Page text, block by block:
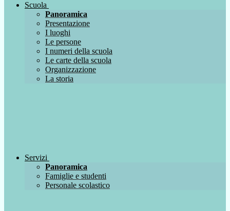
Scuola
Panoramica
Presentazione
I luoghi
Le persone
I numeri della scuola
Le carte della scuola
Organizzazione
La storia
Servizi
Panoramica
Famiglie e studenti
Personale scolastico